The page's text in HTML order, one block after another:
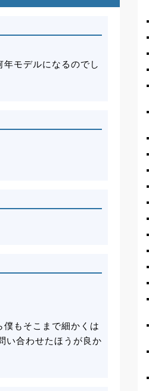
モデルになるのでし
もそこまで細かくは
い合わせたほうが良か